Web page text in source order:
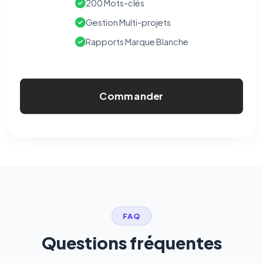
200 Mots-clés
Gestion Multi-projets
Rapports Marque Blanche
Commander
FAQ
Questions fréquentes